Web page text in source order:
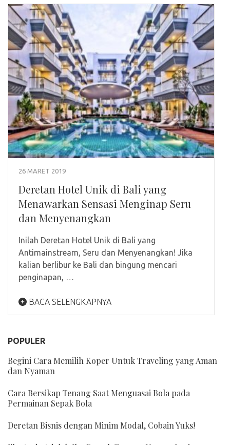
26 MARET 2019
Deretan Hotel Unik di Bali yang
Menawarkan Sensasi Menginap Seru
dan Menyenangkan
Inilah Deretan Hotel Unik di Bali yang
Antimainstream, Seru dan Menyenangkan! Jika
kalian berlibur ke Bali dan bingung mencari
penginapan, …
BACA SELENGKAPNYA
POPULER
Begini Cara Memilih Koper Untuk Traveling yang Aman
dan Nyaman
Cara Bersikap Tenang Saat Menguasai Bola pada
Permainan Sepak Bola
Deretan Bisnis dengan Minim Modal, Cobain Yuks!